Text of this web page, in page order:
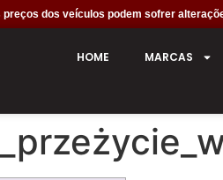
dos veículos podem sofrer
HOME MARCAS